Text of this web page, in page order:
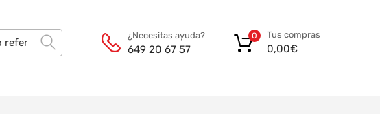
¿Necesitas ayuda?
649 20 67 57
Tus compras
0,00€
0